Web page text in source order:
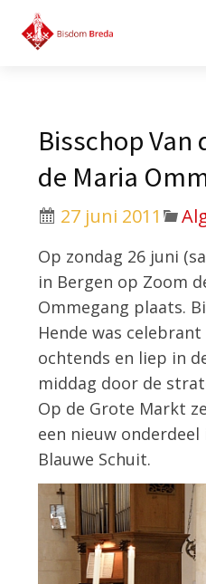
Bisschop Van
de Maria
27 juni 2011
Op zondag 26 juni
in Bergen op Zoom
Ommegang plaats.
Hende was celebrant
ochtends en liep in
middag door de
Op de Grote Markt
een nieuw
Blauwe Schuit.